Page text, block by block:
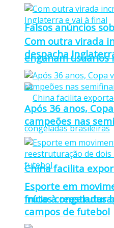
Falsos anúncios
enganam usuários
China facilita
frutas congeladas
Com outra virada
despacha
Após 36 anos,
campeões nas
Esporte em
início à
campos de futebol